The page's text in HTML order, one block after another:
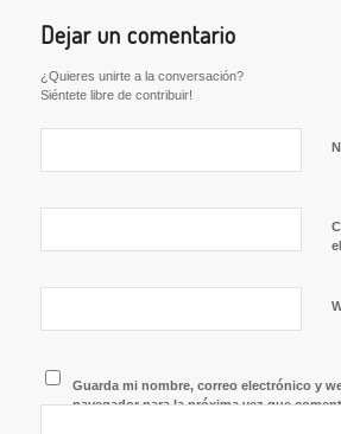
Dejar un comentario
¿Quieres unirte a la conversación?
Siéntete libre de contribuir!
Guarda mi nombre, correo electrónico y
navegador para la próxima vez que